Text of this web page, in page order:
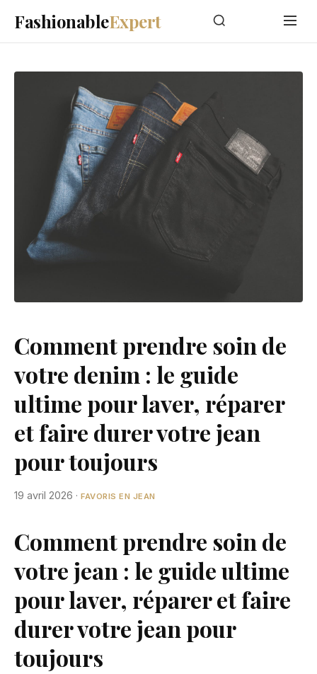
FashionableExpert
Comment prendre soin de
votre denim : le guide
ultime pour laver, réparer
et faire durer votre jean
pour toujours
19 avril 2026 · FAVORIS EN JEAN
Comment prendre soin de
votre jean : le guide ultime
pour laver, réparer et faire
durer votre jean pour
toujours